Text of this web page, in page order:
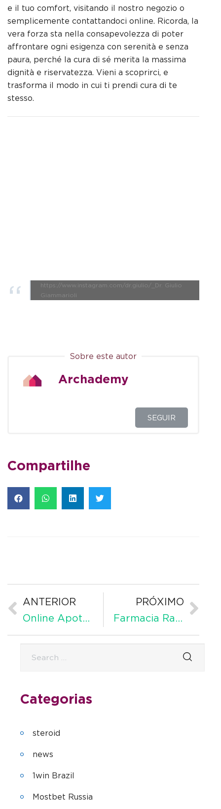
e il tuo comfort, visitando il nostro negozio o
semplicemente contattandoci online. Ricorda, la
vera forza sta nella consapevolezza di poter
affrontare ogni esigenza con serenità e senza
paura, perché la cura di sé merita la massima
dignità e riservatezza. Vieni a scoprirci, e
trasforma il modo in cui ti prendi cura di te
stesso.
https://www.instagram.com/dr.giulio/_Dr. Giulio
Giammarioli
Sobre este autor
Archademy
SEGUIR
Compartilhe
ANTERIOR
Online Apotheke 24 in Deutschland – nützliche Informationen
PRÓXIMO
Farmacia Rapida 24 en España
Categorias
steroid
news
1win Brazil
Mostbet Russia